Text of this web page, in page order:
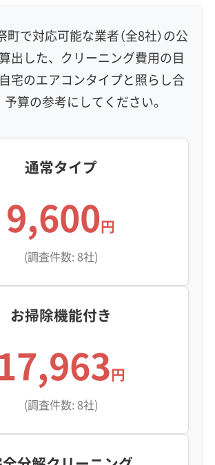
で対応可能な業者（全8社）の公
出した、クリーニング費用の目
宅のエアコンタイプと照らし合
算の参考にしてください。
通常タイプ
9,600円
(調査件数: 8社)
お掃除機能付き
円
(調査件数: 8社)